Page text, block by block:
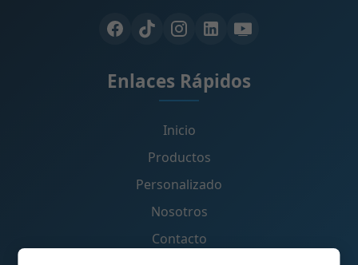
Enlaces Rápidos
Inicio
Productos
Personalizado
Nosotros
Contacto